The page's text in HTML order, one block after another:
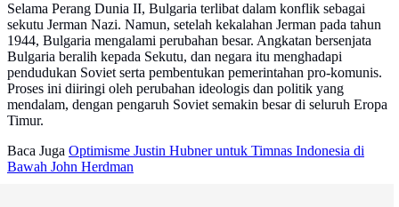
Selama Perang Dunia II, Bulgaria terlibat dalam konflik sebagai
sekutu Jerman Nazi. Namun, setelah kekalahan Jerman pada tahun
1944, Bulgaria mengalami perubahan besar. Angkatan bersenjata
Bulgaria beralih kepada Sekutu, dan negara itu menghadapi
pendudukan Soviet serta pembentukan pemerintahan pro-komunis.
Proses ini diiringi oleh perubahan ideologis dan politik yang
mendalam, dengan pengaruh Soviet semakin besar di seluruh Eropa
Timur.
Baca Juga Optimisme Justin Hubner untuk Timnas Indonesia di
Bawah John Herdman